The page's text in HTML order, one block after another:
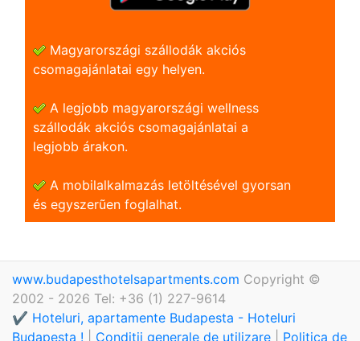
Magyarországi szállodák akciós
csomagajánlatai egy helyen.
A legjobb magyarországi wellness
szállodák akciós csomagajánlatai a
legjobb árakon.
A mobilalkalmazás letöltésével gyorsan
és egyszerũen foglalhat.
www.budapesthotelsapartments.com Copyright ©
2002 - 2026 Tel: +36 (1) 227-9614
✔️ Hoteluri, apartamente Budapesta - Hoteluri
Budapesta !
Condiții generale de utilizare Politica de